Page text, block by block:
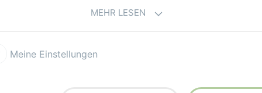
hat ästhetische, aber vor allem auch
im Gesundheitswesen.
MEHR LESEN
Meine Einstellungen